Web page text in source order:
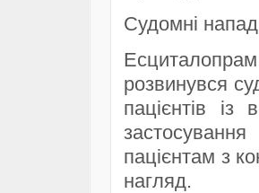
Судомні
розвинувся
пацієнтів із
пацієнтам з
нагляд.